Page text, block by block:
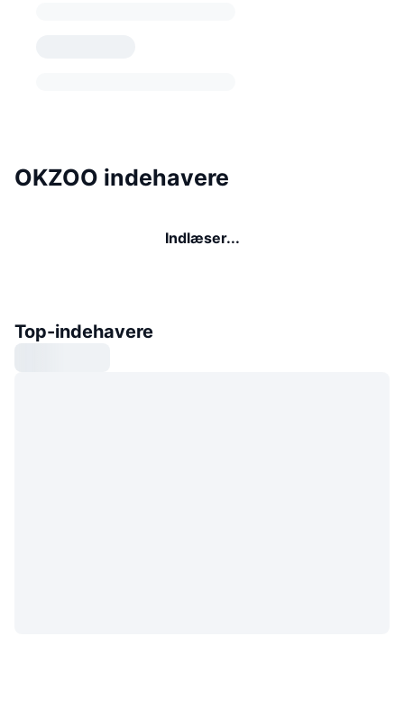
OKZOO indehavere
Indlæser...
Top-indehavere